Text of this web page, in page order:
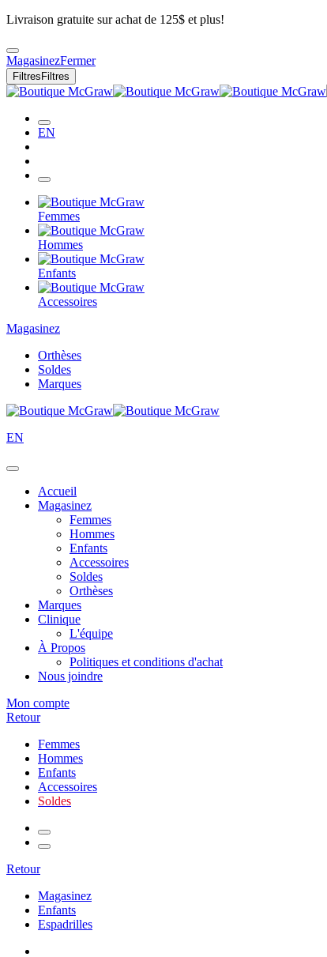
Livraison gratuite sur achat de 125$ et plus!
MagasinezFermer
Filtres Filtres
EN
Femmes
Hommes
Enfants
Accessoires
Magasinez
Orthèses
Soldes
Marques
EN
Accueil
Magasinez
Femmes
Hommes
Enfants
Accessoires
Soldes
Orthèses
Marques
Clinique
L'équipe
À Propos
Politiques et conditions d'achat
Nous joindre
Mon compte
Retour
Femmes
Hommes
Enfants
Accessoires
Soldes
Retour
Magasinez
Enfants
Espadrilles